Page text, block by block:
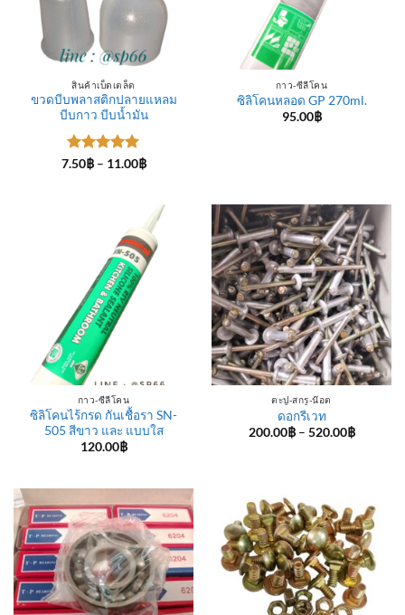
สินค้าเบ็ดเตล็ด
ขวดบีบพลาสติกปลายแหลม
บีบกาว บีบน้ำมัน
ให้คะแนน
7.50฿ – 11.00฿Price
11.00฿
กาว-ซีลีโคน
ซิลิโคนหลอด GP 270ml.
95.00฿
กาว-ซีลีโคน
ซิลิโคนไร้กรด กันเชื้อรา SN-
505 สีขาว และ แบบใส
120.00฿
ตะปู-สกรู-น๊อต
ดอกรีเวท
200.00฿ – 520.00฿Price